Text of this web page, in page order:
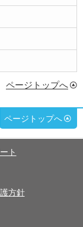
ページトップへ
ページトップへ
ト
方針